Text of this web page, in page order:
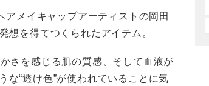
アメイキャップアーティストの岡田
想を得てつくられたアイテム。
さを感じる肌の質感、そして血液が
“透け色”が使われていることに気